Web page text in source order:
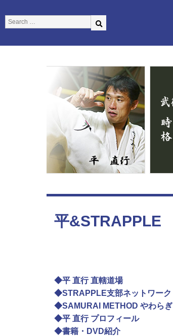
平&STRAPPLE
◆平 直行 直轄道場
◆STRAPPLE支部ネットワーク
◆SAMURAI METHOD やわらぎ
◆平 直行 プロフィール
◆書籍・DVD紹介